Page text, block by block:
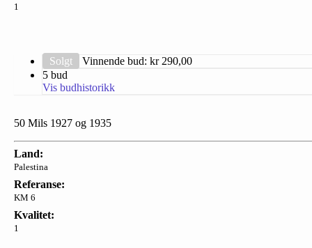
1
Solgt Vinnende bud: kr 290,00
5 bud
Vis budhistorikk
50 Mils 1927 og 1935
Land:
Palestina
Referanse:
KM 6
Kvalitet:
1